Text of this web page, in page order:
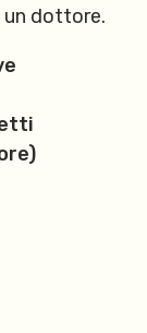
un dottore.